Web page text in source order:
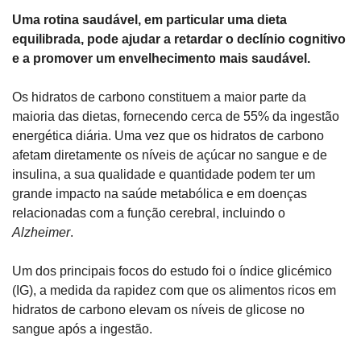
Uma rotina saudável, em particular uma dieta
equilibrada, pode ajudar a retardar o declínio cognitivo
e a promover um envelhecimento mais saudável.
Os hidratos de carbono constituem a maior parte da
maioria das dietas, fornecendo cerca de 55% da ingestão
energética diária. Uma vez que os hidratos de carbono
afetam diretamente os níveis de açúcar no sangue e de
insulina, a sua qualidade e quantidade podem ter um
grande impacto na saúde metabólica e em doenças
Alzheimer.
Um dos principais focos do estudo foi o índice glicémico
(IG), a medida da rapidez com que os alimentos ricos em
hidratos de carbono elevam os níveis de glicose no
sangue após a ingestão.